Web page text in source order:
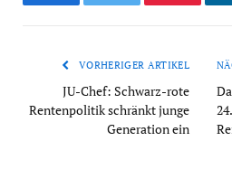
FacebookTwitter Pinterest
VORHERIGER ARTIKEL
JU-Chef: Schwarz-rote
Rentenpolitik schränkt junge
Generation ein